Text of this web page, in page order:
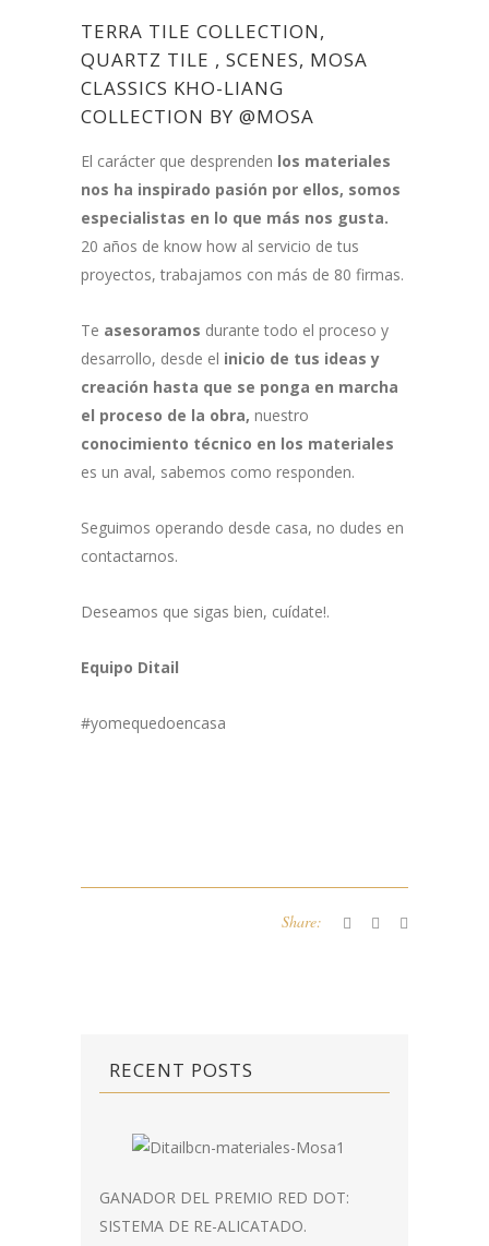
TERRA TILE COLLECTION,
QUARTZ TILE , SCENES, MOSA
CLASSICS KHO-LIANG
COLLECTION BY @MOSA
El carácter que desprenden los materiales
nos ha inspirado pasión por ellos, somos
especialistas en lo que más nos gusta.
20 años de know how al servicio de tus
proyectos, trabajamos con más de 80 firmas.
Te asesoramos durante todo el proceso y
desarrollo, desde el inicio de tus ideas y
creación hasta que se ponga en marcha
el proceso de la obra, nuestro
conocimiento técnico en los materiales
es un aval, sabemos como responden.
Seguimos operando desde casa, no dudes en
contactarnos.
Deseamos que sigas bien, cuídate!.
Equipo Ditail
#yomequedoencasa
Share:
RECENT POSTS
GANADOR DEL PREMIO RED DOT:
SISTEMA DE RE-ALICATADO.